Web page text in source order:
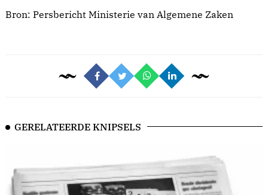
Bron: Persbericht Ministerie van Algemene Zaken
GERELATEERDE KNIPSELS